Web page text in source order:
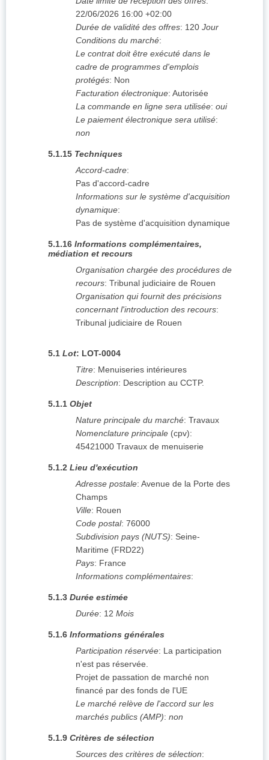
22/06/2026 16:00 +02:00
Durée de validité des offres: 120 Jour
Conditions du marché:
Le contrat doit être exécuté dans le
cadre de programmes d'emplois
protégés: Non
Facturation électronique: Autorisée
La commande en ligne sera utilisée: oui
Le paiement électronique sera utilisé:
non
5.1.15 Techniques
Accord-cadre:
Pas d'accord-cadre
Informations sur le système d'acquisition
dynamique:
Pas de système d'acquisition dynamique
5.1.16 Informations complémentaires,
médiation et recours
Organisation chargée des procédures de
recours: Tribunal judiciaire de Rouen
Organisation qui fournit des précisions
concernant l'introduction des recours:
Tribunal judiciaire de Rouen
5.1 Lot: LOT-0004
Titre: Menuiseries intérieures
Description: Description au CCTP.
5.1.1 Objet
Nature principale du marché: Travaux
Nomenclature principale (cpv):
45421000 Travaux de menuiserie
5.1.2 Lieu d'exécution
Adresse postale: Avenue de la Porte des
Champs
Ville: Rouen
Code postal: 76000
Subdivision pays (NUTS): Seine-
Maritime (FRD22)
Pays: France
Informations complémentaires:
5.1.3 Durée estimée
Durée: 12 Mois
5.1.6 Informations générales
Participation réservée: La participation
n'est pas réservée.
Projet de passation de marché non
financé par des fonds de l'UE
Le marché relève de l'accord sur les
marchés publics (AMP): non
5.1.9 Critères de sélection
Sources des critères de sélection: